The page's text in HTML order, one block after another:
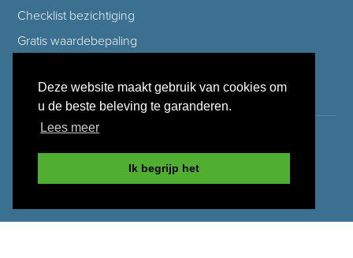
Deze website maakt gebruik van cookies om
u de beste beleving te garanderen.
Lees meer
Ik begrijp het
Checklist bezichtiging
Gratis waardebepaling
Aanbod
Te koop